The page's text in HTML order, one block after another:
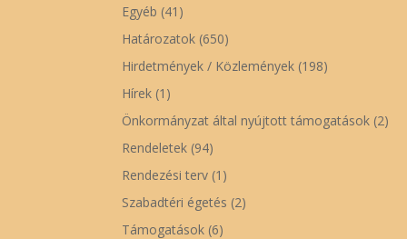
Egyéb (41)
Határozatok (650)
Hirdetmények / Közlemények (198)
Hírek (1)
Önkormányzat által nyújtott támogatások (2)
Rendeletek (94)
Rendezési terv (1)
Szabadtéri égetés (2)
Támogatások (6)